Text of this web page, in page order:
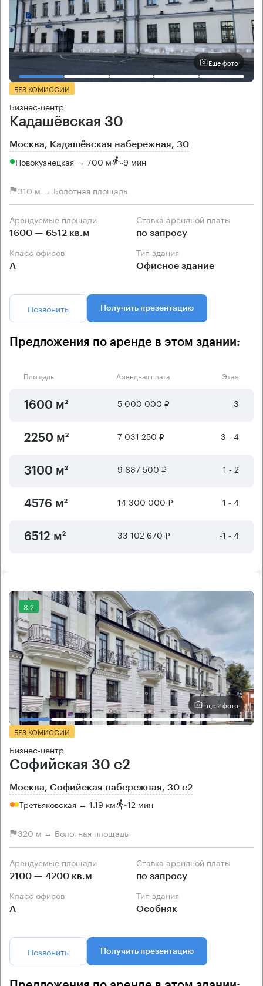
Еще фото
БЕЗ КОМИССИИ
Бизнес-центр
Кадашёвская 30
Москва, Кадашёвская набережная, 30
Новокузнецкая → 700 м ~9 мин
310 м → Болотная площадь
Арендуемые площади
1600 — 6512 кв.м
Ставка арендной платы
по запросу
Класс офисов
А
Тип здания
Офисное здание
Позвонить Получить презентацию
Предложения по аренде в этом здании:
Площадь Арендная плата Этаж
1600 м² 5 000 000 ₽ 3
2250 м² 7 031 250 ₽ 3 - 4
3100 м² 9 687 500 ₽ 1 - 2
4576 м² 14 300 000 ₽ 1 - 4
6512 м² 33 102 670 ₽ -1 - 4
8.2
Еще 2 фото
БЕЗ КОМИССИИ
Бизнес-центр
Софийская 30 с2
Москва, Софийская набережная, 30 с2
Третьяковская → 1.19 км ~12 мин
320 м → Болотная площадь
Арендуемые площади
2100 — 4200 кв.м
Ставка арендной платы
по запросу
Класс офисов
А
Тип здания
Особняк
Позвонить Получить презентацию